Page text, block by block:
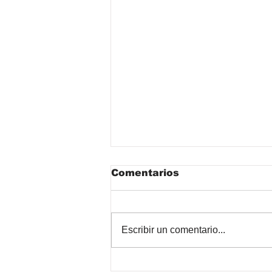
Comentarios
Escribir un comentario...